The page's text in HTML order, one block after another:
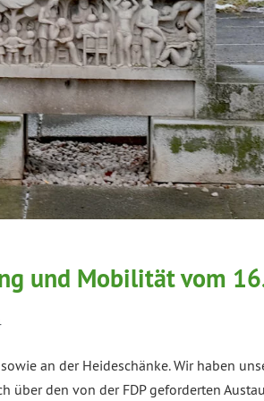
und Mobilität vom
an der Heideschänke. Wir haben
den von der FDP geforderten